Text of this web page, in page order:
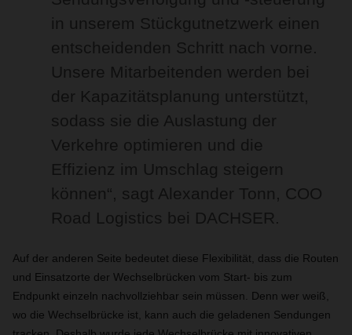
in unserem Stückgutnetzwerk einen
entscheidenden Schritt nach vorne.
Unsere Mitarbeitenden werden bei
der Kapazitätsplanung unterstützt,
sodass sie die Auslastung der
Verkehre optimieren und die
Effizienz im Umschlag steigern
können“, sagt Alexander Tonn, COO
Road Logistics bei DACHSER.
Auf der anderen Seite bedeutet diese Flexibilität, dass die Routen
und Einsatzorte der Wechselbrücken vom Start- bis zum
Endpunkt einzeln nachvollziehbar sein müssen. Denn wer weiß,
wo die Wechselbrücke ist, kann auch die geladenen Sendungen